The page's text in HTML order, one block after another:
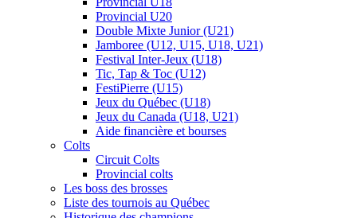
Provincial U20
Double Mixte Junior (U21)
Jamboree (U12, U15, U18, U21)
Festival Inter-Jeux (U18)
Tic, Tap & Toc (U12)
FestiPierre (U15)
Jeux du Québec (U18)
Jeux du Canada (U18, U21)
Aide financière et bourses
Colts
Circuit Colts
Provincial colts
Les boss des brosses
Liste des tournois au Québec